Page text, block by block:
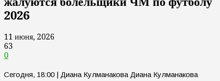
2026
11 июня, 2026
63
0
Сегодня, 18:00 | Диана Кулманакова Диана Кулманакова